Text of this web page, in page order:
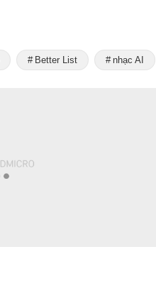
Better List nhạc AI